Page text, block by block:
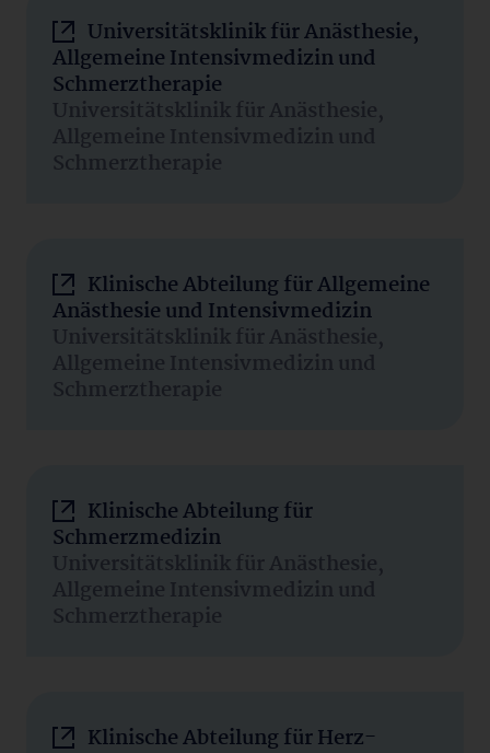
Universitätsklinik für Anästhesie,
Allgemeine Intensivmedizin und
Schmerztherapie
Universitätsklinik für Anästhesie,
Allgemeine Intensivmedizin und
Schmerztherapie
Klinische Abteilung für Allgemeine
Anästhesie und Intensivmedizin
Universitätsklinik für Anästhesie,
Allgemeine Intensivmedizin und
Schmerztherapie
Klinische Abteilung für
Schmerzmedizin
Universitätsklinik für Anästhesie,
Allgemeine Intensivmedizin und
Schmerztherapie
Klinische Abteilung für Herz-